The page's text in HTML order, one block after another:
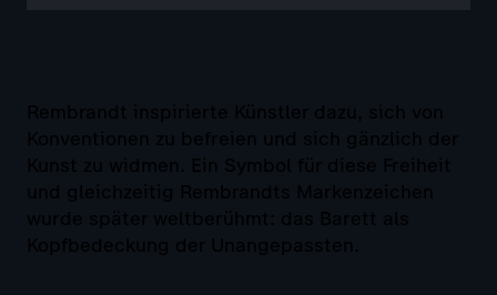
Rembrandt inspirierte Künstler dazu, sich von
Konventionen zu befreien und sich gänzlich der
Kunst zu widmen. Ein Symbol für diese Freiheit
und gleichzeitig Rembrandts Markenzeichen
wurde später weltberühmt: das Barett als
Kopfbedeckung der Unangepassten.